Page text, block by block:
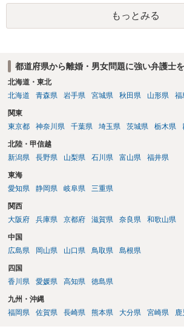
象ですので、上記(1)と(2)を説明できる資料は全
に）提出することが必要になります。「フラッ
なので、例えば、医学上確立されているPTSD
護士へ依頼しても苦労することが強く予想され
本人申立てをお考えであれば、医学知識はもちろ
れますので、性急な申立てをせず、知識と資料を
もっとみる
都道府県から離婚・男女問題に強い弁護士
北海道・東北
北海道
青森県 岩手県 宮城県 秋田県 山形県 福
関東
東京都
神奈川県 千葉県 埼玉県 茨城県 栃木県
北陸・甲信越
新潟県
長野県 山梨県 石川県 富山県 福井県
東海
愛知県
静岡県 岐阜県 三重県
関西
大阪府
兵庫県 京都府 滋賀県 奈良県 和歌山県
中国
広島県
岡山県 山口県 鳥取県 島根県
四国
香川県
愛媛県 高知県 徳島県
九州・沖縄
福岡県
佐賀県 長崎県 熊本県 大分県 宮崎県 鹿